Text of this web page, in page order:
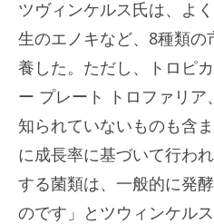
ツヴィンケルス氏は、よ
生のエノキなど、8種類
養した。ただし、トロピ
ー プレート トロファリ
知られていないものも含
に成長率に基づいて行わ
する菌類は、一般的に発
のです」とツウィンケルス